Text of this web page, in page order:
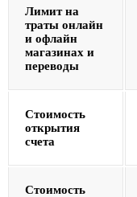
Лимит на
траты онлайн
и офлайн
магазинах и
переводы
Стоимость
открытия
счета
Стоимость